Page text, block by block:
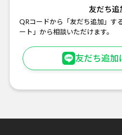
友だち追
QRコードから「友だち追加」す
ート」から相談いただけます。
友だち追加